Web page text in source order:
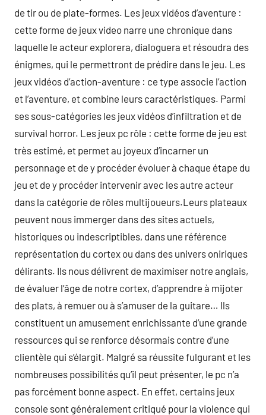
de tir ou de plate-formes. Les jeux vidéos d’aventure :
cette forme de jeux video narre une chronique dans
laquelle le acteur explorera, dialoguera et résoudra des
énigmes, qui le permettront de prédire dans le jeu. Les
jeux vidéos d’action-aventure : ce type associe l’action
et l’aventure, et combine leurs caractéristiques. Parmi
ses sous-catégories les jeux vidéos d’infiltration et de
survival horror. Les jeux pc rôle : cette forme de jeu est
très estimé, et permet au joyeux d’incarner un
personnage et de y procéder évoluer à chaque étape du
jeu et de y procéder intervenir avec les autre acteur
dans la catégorie de rôles multijoueurs.Leurs plateaux
peuvent nous immerger dans des sites actuels,
historiques ou indescriptibles, dans une référence
représentation du cortex ou dans des univers oniriques
délirants. Ils nous délivrent de maximiser notre anglais,
de évaluer l’âge de notre cortex, d’apprendre à mijoter
des plats, à remuer ou à s’amuser de la guitare… Ils
constituent un amusement enrichissante d’une grande
ressources qui se renforce désormais contre d’une
clientèle qui s’élargit. Malgré sa réussite fulgurant et les
nombreuses possibilités qu’il peut présenter, le pc n’a
pas forcément bonne aspect. En effet, certains jeux
console sont généralement critiqué pour la violence qui